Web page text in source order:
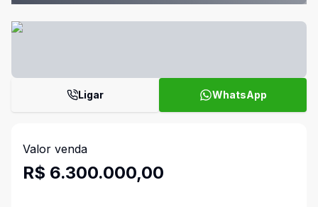
Ligar WhatsApp
Valor venda
R$ 6.300.000,00